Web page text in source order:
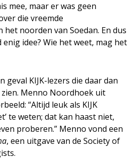
mee, maar er was geen
die vreemde
het noorden van Soedan. En dus
enig idee? Wie het weet, mag het
geval KIJK-lezers die daar dan
Menno Noordhoek uit
“Altijd leuk als KIJK
te weten; dat kan haast niet,
proberen.” Menno vond een
, een uitgave van de Society of